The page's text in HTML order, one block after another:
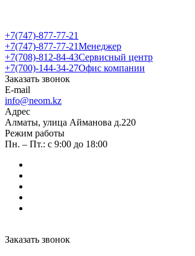
+7(747)-877-77-21
+7(747)-877-77-21Менеджер
+7(708)-812-84-43Сервисный центр
+7(700)-144-34-27Офис компании
Заказать звонок
E-mail
info@neom.kz
Адрес
Алматы, улица Айманова д.220
Режим работы
Пн. – Пт.: с 9:00 до 18:00
Заказать звонок